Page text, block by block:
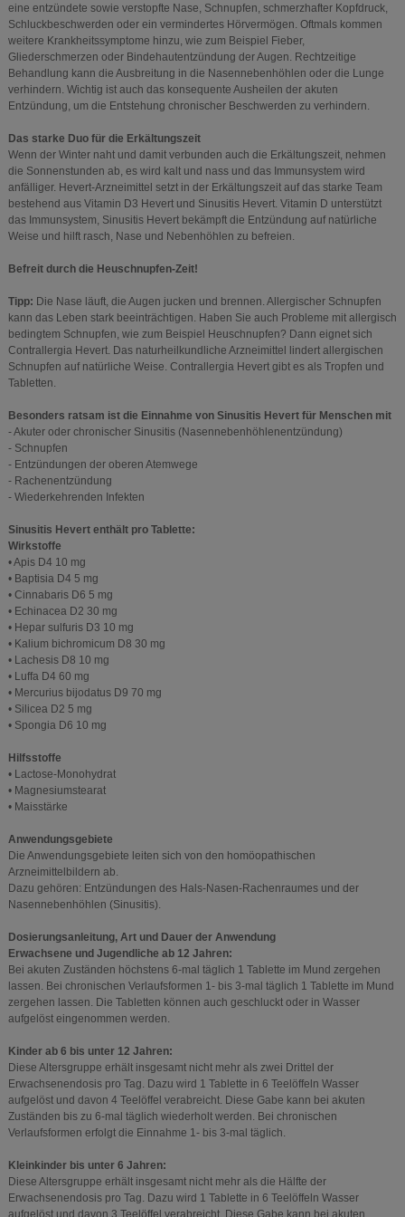
eine entzündete sowie verstopfte Nase, Schnupfen, schmerzhafter Kopfdruck,
Schluckbeschwerden oder ein vermindertes Hörvermögen. Oftmals kommen
weitere Krankheitssymptome hinzu, wie zum Beispiel Fieber,
Gliederschmerzen oder Bindehautentzündung der Augen. Rechtzeitige
Behandlung kann die Ausbreitung in die Nasennebenhöhlen oder die Lunge
verhindern. Wichtig ist auch das konsequente Ausheilen der akuten
Entzündung, um die Entstehung chronischer Beschwerden zu verhindern.
Das starke Duo für die Erkältungszeit
Wenn der Winter naht und damit verbunden auch die Erkältungszeit, nehmen
die Sonnenstunden ab, es wird kalt und nass und das Immunsystem wird
anfälliger. Hevert-Arzneimittel setzt in der Erkältungszeit auf das starke Team
bestehend aus Vitamin D3 Hevert und Sinusitis Hevert. Vitamin D unterstützt
das Immunsystem, Sinusitis Hevert bekämpft die Entzündung auf natürliche
Weise und hilft rasch, Nase und Nebenhöhlen zu befreien.
Befreit durch die Heuschnupfen-Zeit!
Tipp: Die Nase läuft, die Augen jucken und brennen. Allergischer Schnupfen
kann das Leben stark beeinträchtigen. Haben Sie auch Probleme mit allergisch
bedingtem Schnupfen, wie zum Beispiel Heuschnupfen? Dann eignet sich
Contrallergia Hevert. Das naturheilkundliche Arzneimittel lindert allergischen
Schnupfen auf natürliche Weise. Contrallergia Hevert gibt es als Tropfen und
Tabletten.
Besonders ratsam ist die Einnahme von Sinusitis Hevert für Menschen mit
- Akuter oder chronischer Sinusitis (Nasennebenhöhlenentzündung)
- Schnupfen
- Entzündungen der oberen Atemwege
- Rachenentzündung
- Wiederkehrenden Infekten
Sinusitis Hevert enthält pro Tablette:
Wirkstoffe
• Apis D4 10 mg
• Baptisia D4 5 mg
• Cinnabaris D6 5 mg
• Echinacea D2 30 mg
• Hepar sulfuris D3 10 mg
• Kalium bichromicum D8 30 mg
• Lachesis D8 10 mg
• Luffa D4 60 mg
• Mercurius bijodatus D9 70 mg
• Silicea D2 5 mg
• Spongia D6 10 mg
Hilfsstoffe
• Lactose-Monohydrat
• Magnesiumstearat
• Maisstärke
Anwendungsgebiete
Die Anwendungsgebiete leiten sich von den homöopathischen
Arzneimittelbildern ab.
Dazu gehören: Entzündungen des Hals-Nasen-Rachenraumes und der
Nasennebenhöhlen (Sinusitis).
Dosierungsanleitung, Art und Dauer der Anwendung
Erwachsene und Jugendliche ab 12 Jahren:
Bei akuten Zuständen höchstens 6-mal täglich 1 Tablette im Mund zergehen
lassen. Bei chronischen Verlaufsformen 1- bis 3-mal täglich 1 Tablette im Mund
zergehen lassen. Die Tabletten können auch geschluckt oder in Wasser
aufgelöst eingenommen werden.
Kinder ab 6 bis unter 12 Jahren:
Diese Altersgruppe erhält insgesamt nicht mehr als zwei Drittel der
Erwachsenendosis pro Tag. Dazu wird 1 Tablette in 6 Teelöffeln Wasser
aufgelöst und davon 4 Teelöffel verabreicht. Diese Gabe kann bei akuten
Zuständen bis zu 6-mal täglich wiederholt werden. Bei chronischen
Verlaufsformen erfolgt die Einnahme 1- bis 3-mal täglich.
Kleinkinder bis unter 6 Jahren:
Diese Altersgruppe erhält insgesamt nicht mehr als die Hälfte der
Erwachsenendosis pro Tag. Dazu wird 1 Tablette in 6 Teelöffeln Wasser
aufgelöst und davon 3 Teelöffel verabreicht. Diese Gabe kann bei akuten